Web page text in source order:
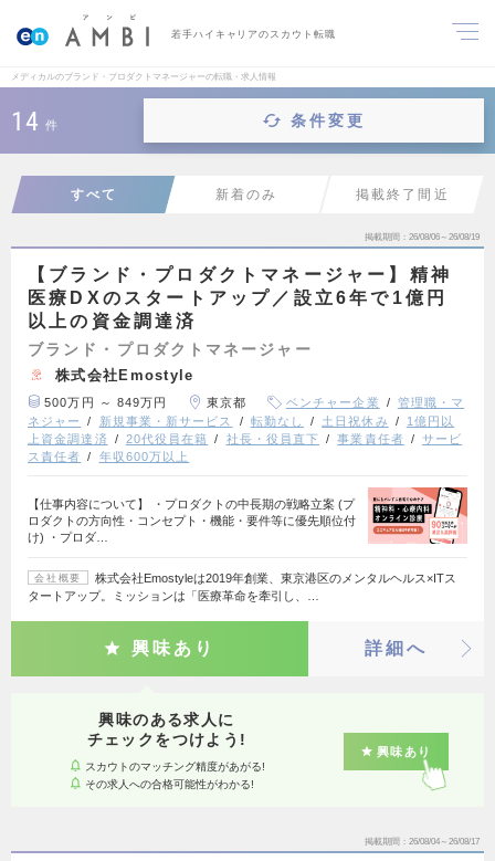
若手ハイキャリアのスカウト転職
メディカルのブランド・プロダクトマネージャーの転職・求人情報
14 件 条件変更
すべて 新着のみ 掲載終了間近
掲載期間 26/08/06～26/08/19
【ブランド・プロダクトマネージャー】精神
医療DXのスタートアップ／設立6年で1億円
以上の資金調達済
ブランド・プロダクトマネージャー
株式会社Emostyle
500万円 ～ 849万円 東京都 ベンチャー企業
管理職・マ
ネジャー
新規事業・新サービス 転勤なし 土日祝休み
1億円以
上資金調達済
20代役員在籍 社長・役員直下 事業責任者
サービ
ス責任者
年収600万以上
【仕事内容について】 ・プロダクトの中長期の戦略立案 (プ
ロダクトの方向性・コンセプト・機能・要件等に優先順位付
け) ・プロダ…
会社概要
株式会社Emostyleは2019年創業、東京港区のメンタルヘルス×ITス
タートアップ。ミッションは「医療革命を牽引し、…
興味あり 詳細へ
興味のある求人に
チェックをつけよう!
スカウトのマッチング精度があがる!
その求人への合格可能性がわかる!
興味あり
掲載期間 26/08/04～26/08/17